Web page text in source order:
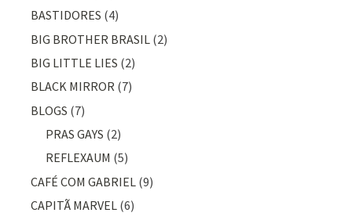
BASTIDORES (4)
BIG BROTHER BRASIL (2)
BIG LITTLE LIES (2)
BLACK MIRROR (7)
BLOGS (7)
PRAS GAYS (2)
REFLEXAUM (5)
CAFÉ COM GABRIEL (9)
CAPITÃ MARVEL (6)